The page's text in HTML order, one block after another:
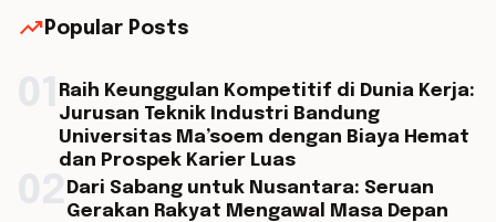
trending_up Popular Posts
Raih Keunggulan Kompetitif di Dunia Kerja:
Jurusan Teknik Industri Bandung
Universitas Ma’soem dengan Biaya Hemat
dan Prospek Karier Luas
Dari Sabang untuk Nusantara: Seruan
Gerakan Rakyat Mengawal Masa Depan